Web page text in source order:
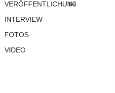
VERÖFFENTLICHUNGEN
INTERVIEW
FOTOS
VIDEO
Bei